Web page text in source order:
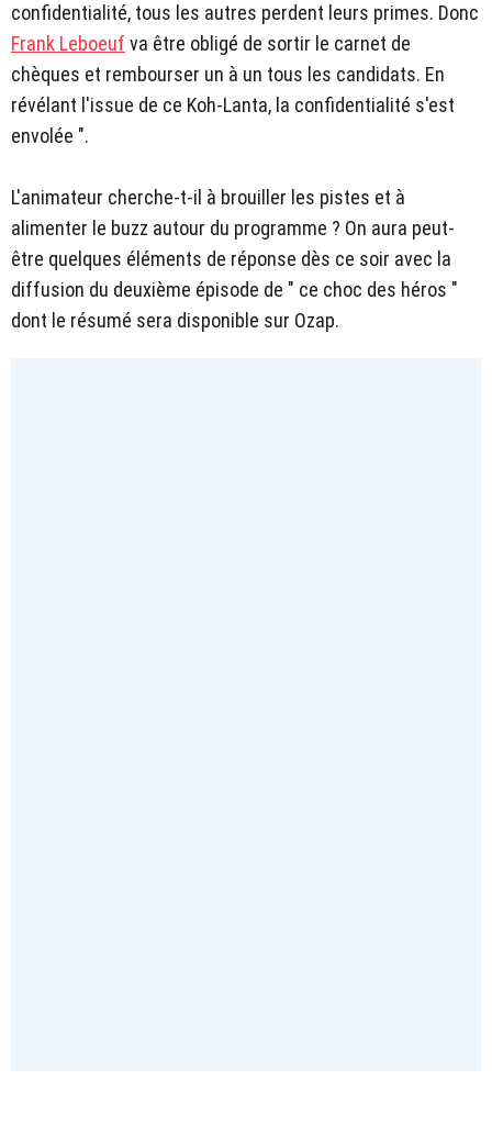
confidentialité, tous les autres perdent leurs primes. Donc
Frank Leboeuf va être obligé de sortir le carnet de
chèques et rembourser un à un tous les candidats. En
révélant l'issue de ce Koh-Lanta, la confidentialité s'est
envolée ".
L'animateur cherche-t-il à brouiller les pistes et à
alimenter le buzz autour du programme ? On aura peut-
être quelques éléments de réponse dès ce soir avec la
diffusion du deuxième épisode de " ce choc des héros "
dont le résumé sera disponible sur Ozap.